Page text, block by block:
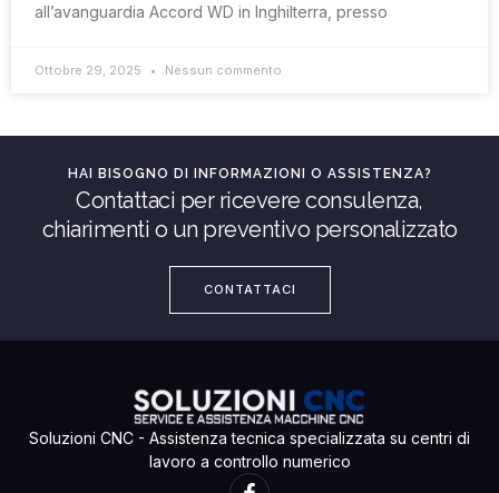
all’avanguardia Accord WD in Inghilterra, presso
Ottobre 29, 2025 Nessun commento
HAI BISOGNO DI INFORMAZIONI O ASSISTENZA?
Contattaci per ricevere consulenza,
chiarimenti o un preventivo personalizzato
CONTATTACI
Soluzioni CNC - Assistenza tecnica specializzata su centri di
lavoro a controllo numerico